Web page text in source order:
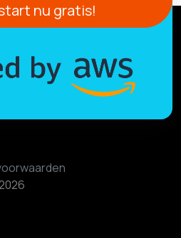
nu gratis!